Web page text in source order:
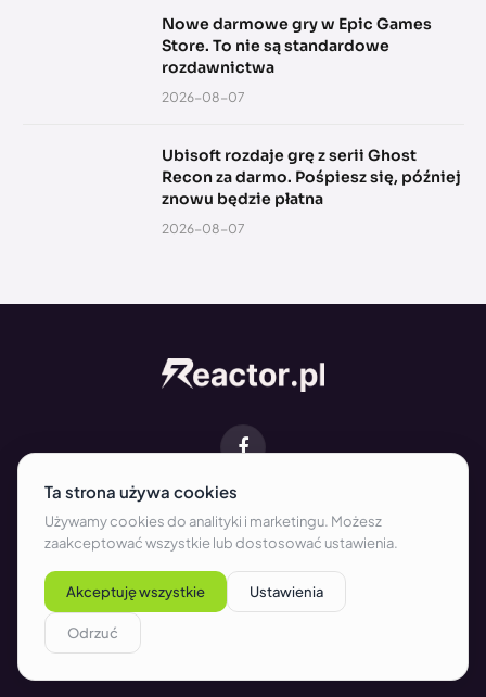
Nowe darmowe gry w Epic Games
Store. To nie są standardowe
rozdawnictwa
2026-08-07
Ubisoft rozdaje grę z serii Ghost
Recon za darmo. Pośpiesz się, później
znowu będzie płatna
2026-08-07
Facebook
O NAS KONTAKT REDAKCJA
WSPÓŁPRACA
REKLAMA
REGULAMIN
POLITYKA PRYWATNOŚCI I COOKIES
Copyright © 2026 Reactor.pl. All rights reserved.